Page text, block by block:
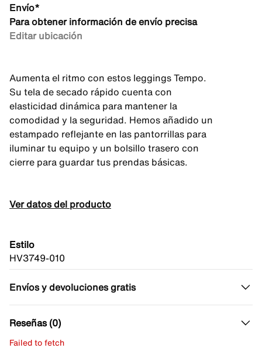
Envío*
Para obtener información de envío precisa
Editar ubicación
Aumenta el ritmo con estos leggings Tempo.
Su tela de secado rápido cuenta con
elasticidad dinámica para mantener la
comodidad y la seguridad. Hemos añadido un
estampado reflejante en las pantorrillas para
iluminar tu equipo y un bolsillo trasero con
cierre para guardar tus prendas básicas.
Ver datos del producto
Estilo
HV3749-010
Envíos y devoluciones gratis
Reseñas (0)
Failed to fetch